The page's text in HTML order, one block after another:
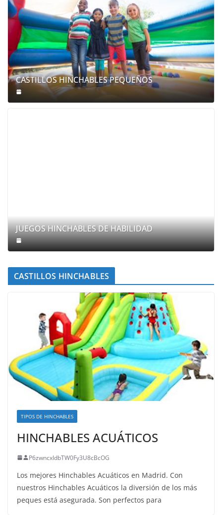
CASTILLOS HINCHABLES PEQUEÑOS
JUEGOS HINCHABLES DE HABILIDAD
CASTILLOS HINCHABLES
TIPOS DE HINCHABLES
HINCHABLES ACUÁTICOS
P6zwncxIdbTW0Fy3U8cBcOG
Los mejores Hinchables Acuáticos en Madrid. Con
nuestros Hinchables Acuáticos la diversión de los más
peques está asegurada. Son perfectos para